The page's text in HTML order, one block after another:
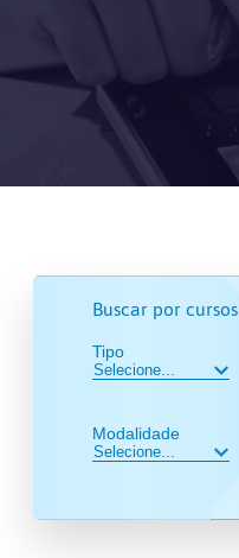
Buscar por cursos
Tipo
Modalidade